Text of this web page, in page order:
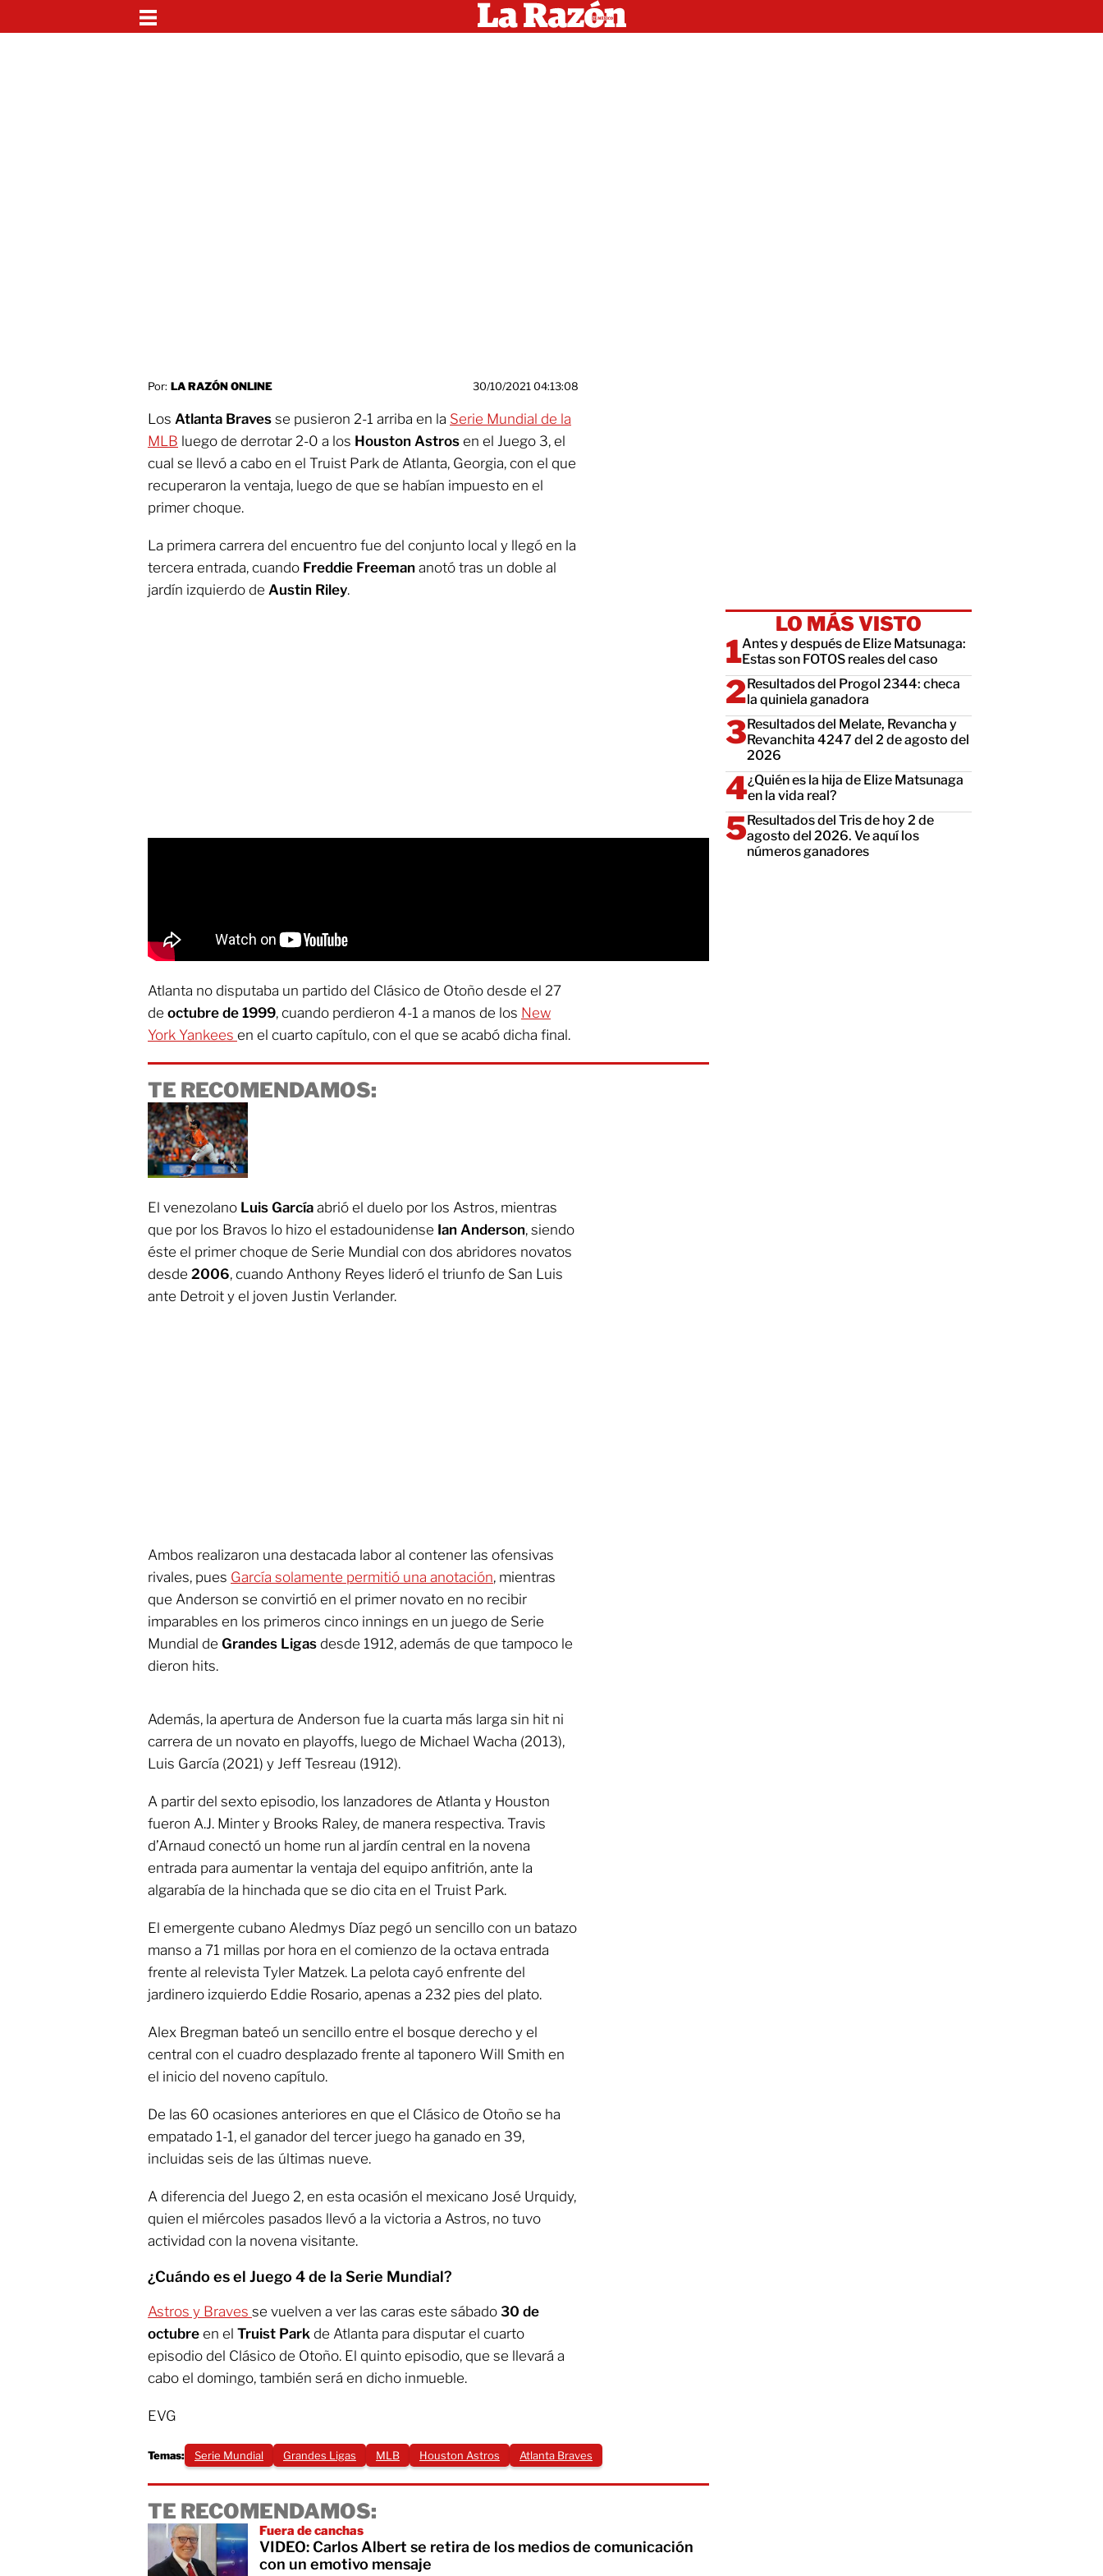
Por: LA RAZÓN ONLINE 30/10/2021 04:13:08
Los Atlanta Braves se pusieron 2-1 arriba en la Serie Mundial de la
MLB luego de derrotar 2-0 a los Houston Astros en el Juego 3, el
cual se llevó a cabo en el Truist Park de Atlanta, Georgia, con el que
recuperaron la ventaja, luego de que se habían impuesto en el
primer choque.
La primera carrera del encuentro fue del conjunto local y llegó en la
tercera entrada, cuando Freddie Freeman anotó tras un doble al
jardín izquierdo de Austin Riley.
Atlanta no disputaba un partido del Clásico de Otoño desde el 27
de octubre de 1999, cuando perdieron 4-1 a manos de los New
York Yankees en el cuarto capítulo, con el que se acabó dicha final.
TE RECOMENDAMOS:
El venezolano Luis García abrió el duelo por los Astros, mientras
que por los Bravos lo hizo el estadounidense Ian Anderson, siendo
éste el primer choque de Serie Mundial con dos abridores novatos
desde 2006, cuando Anthony Reyes lideró el triunfo de San Luis
ante Detroit y el joven Justin Verlander.
Ambos realizaron una destacada labor al contener las ofensivas
rivales, pues García solamente permitió una anotación, mientras
que Anderson se convirtió en el primer novato en no recibir
imparables en los primeros cinco innings en un juego de Serie
Mundial de Grandes Ligas desde 1912, además de que tampoco le
dieron hits.
Además, la apertura de Anderson fue la cuarta más larga sin hit ni
carrera de un novato en playoffs, luego de Michael Wacha (2013),
Luis García (2021) y Jeff Tesreau (1912).
A partir del sexto episodio, los lanzadores de Atlanta y Houston
fueron A.J. Minter y Brooks Raley, de manera respectiva. Travis
d’Arnaud conectó un home run al jardín central en la novena
entrada para aumentar la ventaja del equipo anfitrión, ante la
algarabía de la hinchada que se dio cita en el Truist Park.
El emergente cubano Aledmys Díaz pegó un sencillo con un batazo
manso a 71 millas por hora en el comienzo de la octava entrada
frente al relevista Tyler Matzek. La pelota cayó enfrente del
jardinero izquierdo Eddie Rosario, apenas a 232 pies del plato.
Alex Bregman bateó un sencillo entre el bosque derecho y el
central con el cuadro desplazado frente al taponero Will Smith en
el inicio del noveno capítulo.
De las 60 ocasiones anteriores en que el Clásico de Otoño se ha
empatado 1-1, el ganador del tercer juego ha ganado en 39,
incluidas seis de las últimas nueve.
A diferencia del Juego 2, en esta ocasión el mexicano José Urquidy,
quien el miércoles pasados llevó a la victoria a Astros, no tuvo
actividad con la novena visitante.
¿Cuándo es el Juego 4 de la Serie Mundial?
Astros y Braves se vuelven a ver las caras este sábado 30 de
octubre en el Truist Park de Atlanta para disputar el cuarto
episodio del Clásico de Otoño. El quinto episodio, que se llevará a
cabo el domingo, también será en dicho inmueble.
EVG
Temas: Serie Mundial Grandes Ligas MLB Houston Astros Atlanta Braves
TE RECOMENDAMOS:
Fuera de canchas
VIDEO: Carlos Albert se retira de los medios de comunicación
con un emotivo mensaje
LO MÁS VISTO
Antes y después de Elize Matsunaga:
Estas son FOTOS reales del caso
Resultados del Progol 2344: checa
la quiniela ganadora
Resultados del Melate, Revancha y
Revanchita 4247 del 2 de agosto del
2026
¿Quién es la hija de Elize Matsunaga
en la vida real?
Resultados del Tris de hoy 2 de
agosto del 2026. Ve aquí los
números ganadores